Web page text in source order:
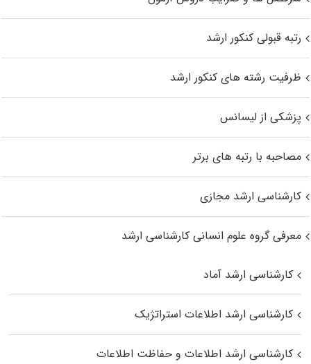
رتبه قبولی کنکور ارشد
ظرفیت رشته های کنکور ارشد
پزشکی از لیسانس
مصاحبه با رتبه های برتر
کارشناسی ارشد مجازی
معرفی گروه علوم انسانی کارشناسی ارشد
کارشناسی ارشد آماد
کارشناسی ارشد اطلاعات استراتژیک
کارشناسی ارشد اطلاعات و حفاظت اطلاعات